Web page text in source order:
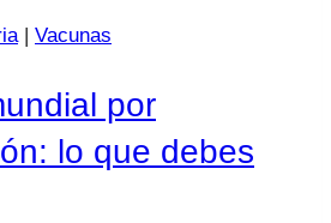
| Vacunas
por
lo que debes